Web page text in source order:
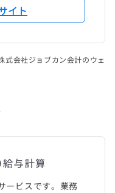
イト
会社ジョブカン会計のウェ
ービスです。業務